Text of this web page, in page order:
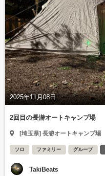
2025年11月08日
2回目の長瀞オートキャンプ場
[埼玉県] 長瀞オートキャンプ場
ソロ ファミリー グループ
TakiBeats